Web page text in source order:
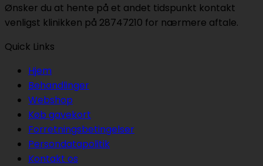
Ønsker du at hente på et andet tidspunkt kontakt
venligst klinikken på 28747210 for nærmere aftale.
Quick Links
Hjem
Behandlinger
Webshop
Køb gavekort
Forretningsbetingelser
Persondatapolitik
Kontakt os